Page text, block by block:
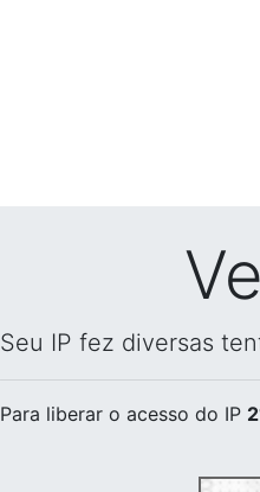
Seu IP fez diversas
Para liberar o acesso do IP